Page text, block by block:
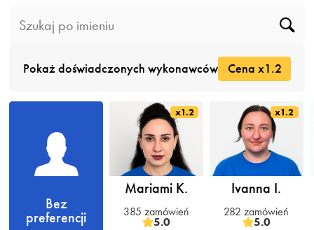
Pokaż doświadczonych wykonawców Cena x1.2
Bez
preferencji
x1.2
Mariami K.
385 zamówień
5.0
x1.2
Ivanna I.
282 zamówień
5.0